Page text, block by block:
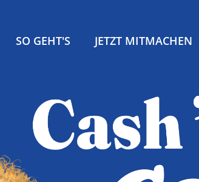
SO GEHT'S JETZT MITMACHEN